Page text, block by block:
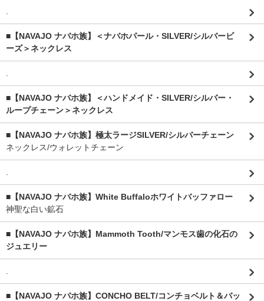
■【NAVAJO ナバホ族】＜ナバホパール・SILVER/シルバービ
ーズ＞ネックレス
■【NAVAJO ナバホ族】＜ハンドメイド・SILVER/シルバー・
ループチェーン＞ネックレス
■【NAVAJO ナバホ族】極太ラージSILVER/シルバーチェーン
ネックレス/ウォレットチェーン
■【NAVAJO ナバホ族】White Buffaloホワイトバッファロー
神聖な白い鉱石
■【NAVAJO ナバホ族】Mammoth Tooth/マンモス歯の化石の
ジュエリー
■【NAVAJO ナバホ族】CONCHO BELT/コンチョベルト＆バッ